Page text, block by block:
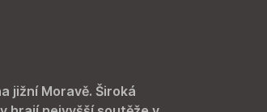
jižní Moravě. Široká